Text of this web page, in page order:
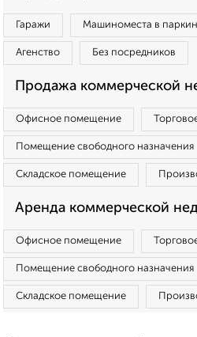
Гаражи Машиноместа в
Агенство Без посредников
Продажа коммерческой
Офисное помещение
Помещение свободного назначения
Складское помещение
Аренда коммерческой
Офисное помещение
Помещение свободного назначения
Складское помещение